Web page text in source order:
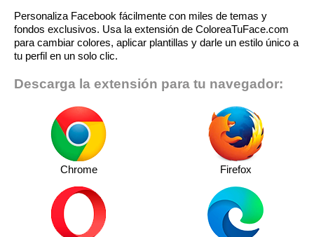
Personaliza Facebook fácilmente con miles de temas y
fondos exclusivos. Usa la extensión de ColoreaTuFace.com
para cambiar colores, aplicar plantillas y darle un estilo único a
tu perfil en un solo clic.
Descarga la extensión para tu navegador:
Chrome Firefox